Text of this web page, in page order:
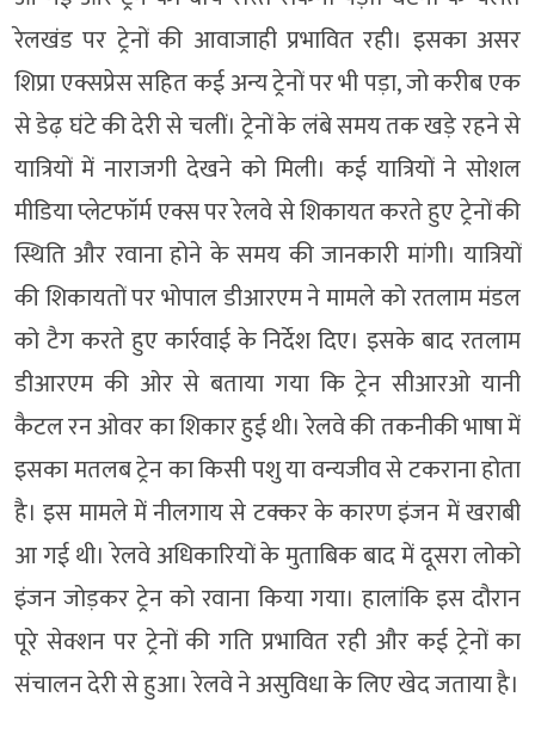
रेलखंड पर ट्रेनों की आवाजाही प्रभावित रही। इसका असर
शिप्रा एक्सप्रेस सहित कई अन्य ट्रेनों पर भी पड़ा, जो करीब एक
से डेढ़ घंटे की देरी से चलीं। ट्रेनों के लंबे समय तक खड़े रहने से
यात्रियों में नाराजगी देखने को मिली। कई यात्रियों ने सोशल
मीडिया प्लेटफॉर्म एक्स पर रेलवे से शिकायत करते हुए ट्रेनों की
स्थिति और रवाना होने के समय की जानकारी मांगी। यात्रियों
की शिकायतों पर भोपाल डीआरएम ने मामले को रतलाम मंडल
को टैग करते हुए कार्रवाई के निर्देश दिए। इसके बाद रतलाम
डीआरएम की ओर से बताया गया कि ट्रेन सीआरओ यानी
कैटल रन ओवर का शिकार हुई थी। रेलवे की तकनीकी भाषा में
इसका मतलब ट्रेन का किसी पशु या वन्यजीव से टकराना होता
है। इस मामले में नीलगाय से टक्कर के कारण इंजन में खराबी
आ गई थी। रेलवे अधिकारियों के मुताबिक बाद में दूसरा लोको
इंजन जोड़कर ट्रेन को रवाना किया गया। हालांकि इस दौरान
पूरे सेक्शन पर ट्रेनों की गति प्रभावित रही और कई ट्रेनों का
संचालन देरी से हुआ। रेलवे ने असुविधा के लिए खेद जताया है।